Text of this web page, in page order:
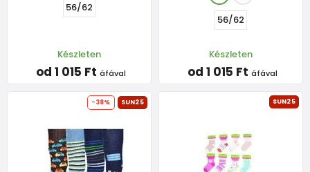
56/62
Készleten
od 1 015 Ft áfával
56/62
Készleten
od 1 015 Ft áfával
-38% SUN25 SUN25